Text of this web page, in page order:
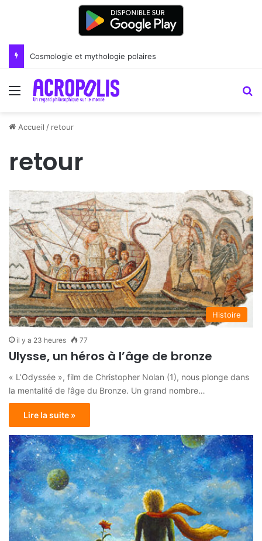
Renoir : la peinture comme un art du lien
Menu
Accueil / retour
retour
Histoire
il y a 23 heures 77
Ulysse, un héros à l’âge de bronze
« L’Odyssée », film de Christopher Nolan (1), nous plonge dans
la mentalité de l’âge du Bronze. Un grand nombre…
Lire la suite »